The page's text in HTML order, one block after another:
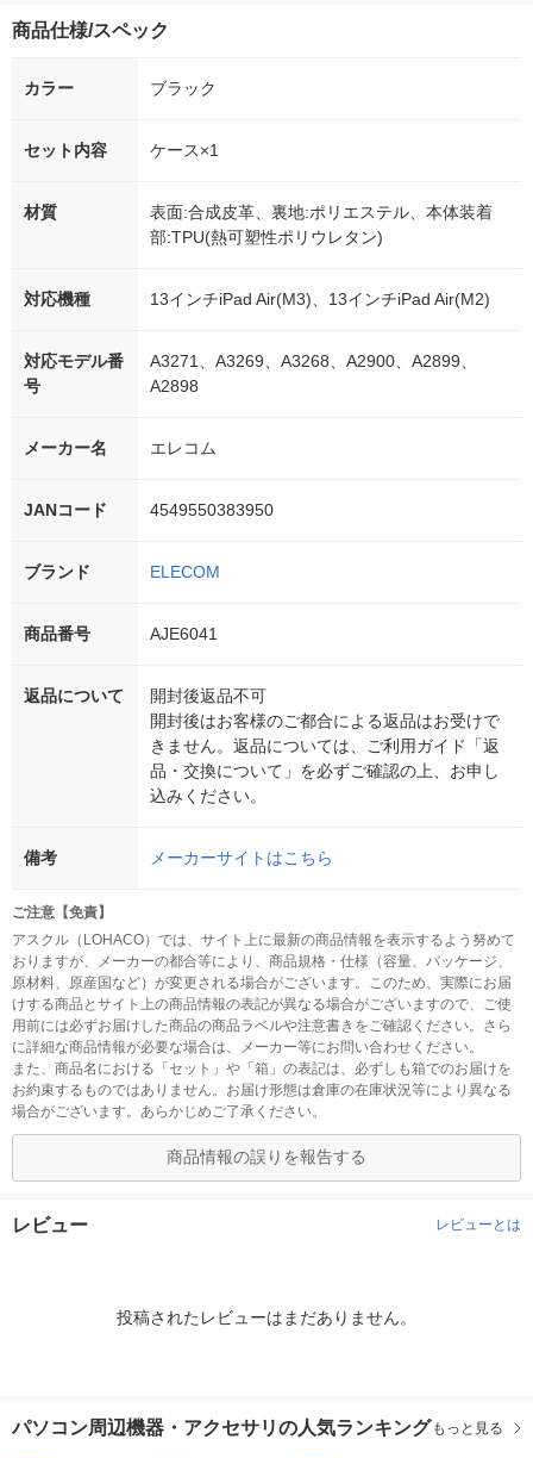
商品仕様/スペック
カラー ブラック
セット内容 ケース×1
材質
表面:合成皮革、裏地:ポリエステル、本体装着
部:TPU(熱可塑性ポリウレタン)
対応機種 13インチiPad Air(M3)、13インチiPad Air(M2)
対応モデル番
号
A3271、A3269、A3268、A2900、A2899、
A2898
メーカー名 エレコム
JANコード 4549550383950
ブランド ELECOM
商品番号 AJE6041
返品について
開封後返品不可
開封後はお客様のご都合による返品はお受けで
きません。返品については、ご利用ガイド「返
品・交換について」を必ずご確認の上、お申し
込みください。
備考 メーカーサイトはこちら
ご注意【免責】
アスクル（LOHACO）では、サイト上に最新の商品情報を表示するよう努めて
おりますが、メーカーの都合等により、商品規格・仕様（容量、パッケージ、
原材料、原産国など）が変更される場合がございます。このため、実際にお届
けする商品とサイト上の商品情報の表記が異なる場合がございますので、ご使
用前には必ずお届けした商品の商品ラベルや注意書きをご確認ください。さら
に詳細な商品情報が必要な場合は、メーカー等にお問い合わせください。
また、商品名における「セット」や「箱」の表記は、必ずしも箱でのお届けを
お約束するものではありません。お届け形態は倉庫の在庫状況等により異なる
場合がございます。あらかじめご了承ください。
商品情報の誤りを報告する
レビュー レビューとは
投稿されたレビューはまだありません。
パソコン周辺機器・アクセサリの人気ランキング もっと見る